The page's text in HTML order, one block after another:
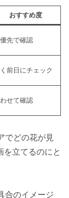
おすすめ度
先で確認
前日にチェック
せて確認
でどの花が見
を立てるのにと
合のイメージ